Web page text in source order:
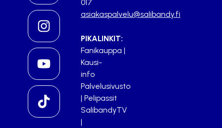
017
asiakaspalvelu@salibandy.fi
PIKALINKIT:
Fanikauppa |
Kausi-
info
Palvelusivusto
| Pelipassit
SalibandyTV
|